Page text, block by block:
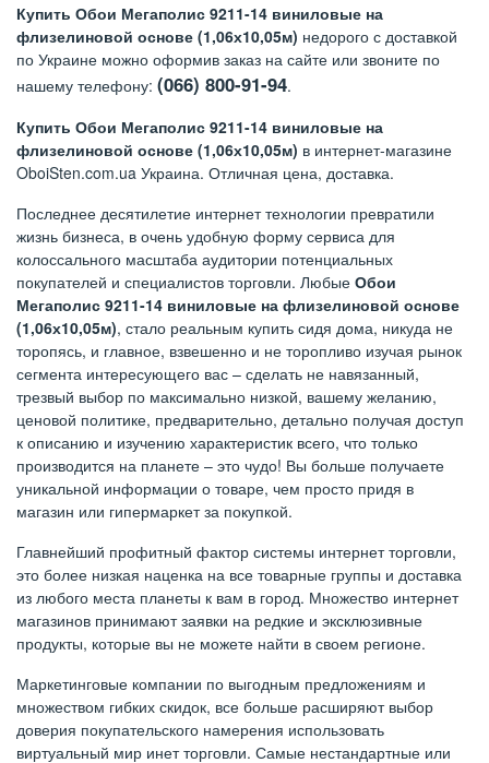
Купить Обои Мегаполис 9211-14 виниловые на
флизелиновой основе (1,06х10,05м) недорого с доставкой
по Украине можно оформив заказ на сайте или звоните по
нашему телефону: (066) 800-91-94.
Купить Обои Мегаполис 9211-14 виниловые на
флизелиновой основе (1,06х10,05м) в интернет-магазине
OboiSten.com.ua Украина. Отличная цена, доставка.
Последнее десятилетие интернет технологии превратили
жизнь бизнеса, в очень удобную форму сервиса для
колоссального масштаба аудитории потенциальных
покупателей и специалистов торговли. Любые Обои
Мегаполис 9211-14 виниловые на флизелиновой основе
(1,06х10,05м), стало реальным купить сидя дома, никуда не
торопясь, и главное, взвешенно и не торопливо изучая рынок
сегмента интересующего вас – сделать не навязанный,
трезвый выбор по максимально низкой, вашему желанию,
ценовой политике, предварительно, детально получая доступ
к описанию и изучению характеристик всего, что только
производится на планете – это чудо! Вы больше получаете
уникальной информации о товаре, чем просто придя в
магазин или гипермаркет за покупкой.
Главнейший профитный фактор системы интернет торговли,
это более низкая наценка на все товарные группы и доставка
из любого места планеты к вам в город. Множество интернет
магазинов принимают заявки на редкие и эксклюзивные
продукты, которые вы не можете найти в своем регионе.
Маркетинговые компании по выгодным предложениям и
множеством гибких скидок, все больше расширяют выбор
доверия покупательского намерения использовать
виртуальный мир инет торговли. Самые нестандартные или